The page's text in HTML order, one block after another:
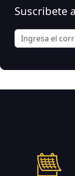
Suscribete